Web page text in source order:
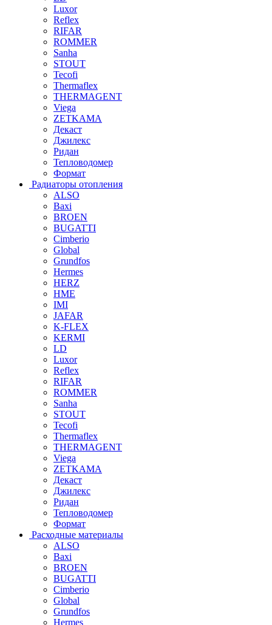
Luxor
Reflex
RIFAR
ROMMER
Sanha
STOUT
Tecofi
Thermaflex
THERMAGENT
Viega
ZETKAMA
Декаст
Джилекс
Ридан
Тепловодомер
Формат
Радиаторы отопления
ALSO
Baxi
BROEN
BUGATTI
Cimberio
Global
Grundfos
Hermes
HERZ
HME
IMI
JAFAR
K-FLEX
KERMI
LD
Luxor
Reflex
RIFAR
ROMMER
Sanha
STOUT
Tecofi
Thermaflex
THERMAGENT
Viega
ZETKAMA
Декаст
Джилекс
Ридан
Тепловодомер
Формат
Расходные материалы
ALSO
Baxi
BROEN
BUGATTI
Cimberio
Global
Grundfos
Hermes